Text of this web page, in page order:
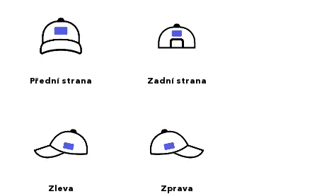
Přední strana Zadní strana
Zleva Zprava